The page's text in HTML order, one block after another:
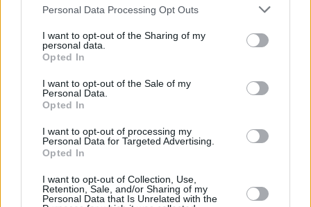
Please note that this website/app uses one or more Google
not limited to your visit or usage behaviour. You may click to
grant or deny consent to Google and its third-party tags to
use your data for below specified purposes in below Google
consent section.
Personal Data Processing Opt Outs
I want to opt-out of the Sharing of my
personal data.
Opted In
I want to opt-out of the Sale of my
Personal Data.
Opted In
I want to opt-out of processing my
Personal Data for Targeted Advertising.
Opted In
I want to opt-out of Collection, Use,
Retention, Sale, and/or Sharing of my
Personal Data that Is Unrelated with the
Hirdetés